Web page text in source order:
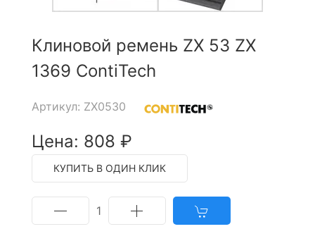
Клиновой ремень ZX 53 ZX
1369 ContiTech
Артикул: ZX0530
Цена: 808 ₽
КУПИТЬ В ОДИН КЛИК
1